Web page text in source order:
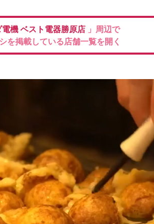
電機 ベスト電器勝原店 」周辺で
を掲載している店舗一覧を開く